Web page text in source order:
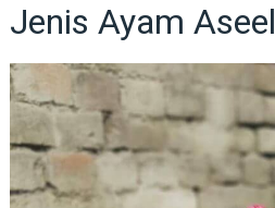
Jenis Ayam Aseel